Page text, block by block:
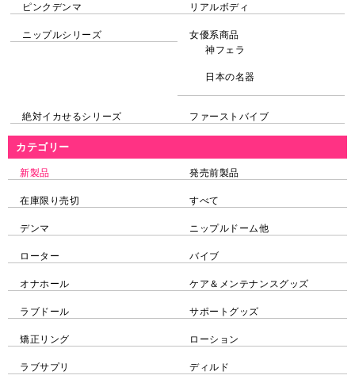
ピンクデンマ リアルボディ
ニップルシリーズ
女優系商品
神フェラ
日本の名器
絶対イカせるシリーズ ファーストバイブ
カテゴリー
新製品 発売前製品
在庫限り売切 すべて
デンマ ニップルドーム他
ローター バイブ
オナホール ケア＆メンテナンスグッズ
ラブドール サポートグッズ
矯正リング ローション
ラブサプリ ディルド